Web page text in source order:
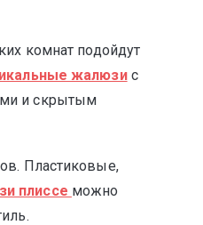
комнат подойдут
жалюзис
и скрытым
Пластиковые,
плиссе можно